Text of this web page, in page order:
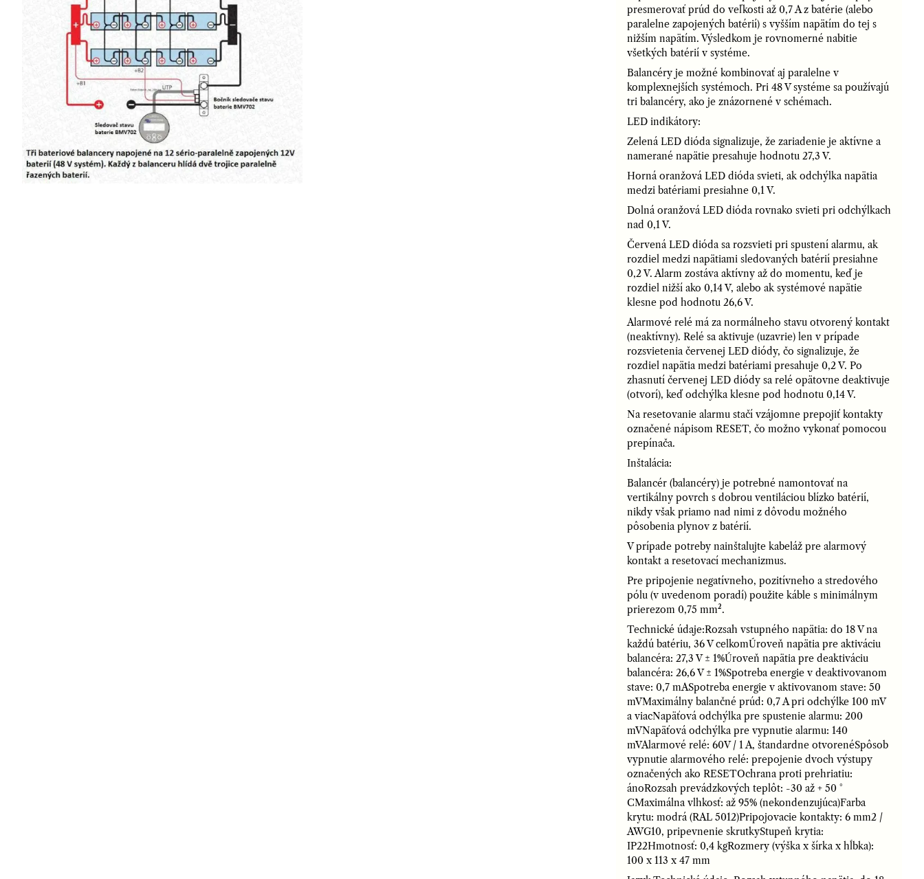
presmerovať prúd do veľkosti až 0,7 A z batérie (alebo
paralelne zapojených batérií) s vyšším napätím do tej s
nižším napätím. Výsledkom je rovnomerné nabitie
všetkých batérií v systéme.
Balancéry je možné kombinovať aj paralelne v
komplexnejších systémoch. Pri 48 V systéme sa používajú
tri balancéry, ako je znázornené v schémach.
LED indikátory:
Zelená LED dióda signalizuje, že zariadenie je aktívne a
namerané napätie presahuje hodnotu 27,3 V.
Horná oranžová LED dióda svieti, ak odchýlka napätia
medzi batériami presiahne 0,1 V.
Dolná oranžová LED dióda rovnako svieti pri odchýlkach
nad 0,1 V.
Červená LED dióda sa rozsvieti pri spustení alarmu, ak
rozdiel medzi napätiami sledovaných batérií presiahne
0,2 V. Alarm zostáva aktívny až do momentu, keď je
rozdiel nižší ako 0,14 V, alebo ak systémové napätie
klesne pod hodnotu 26,6 V.
Alarmové relé má za normálneho stavu otvorený kontakt
(neaktívny). Relé sa aktivuje (uzavrie) len v prípade
rozsvietenia červenej LED diódy, čo signalizuje, že
rozdiel napätia medzi batériami presahuje 0,2 V. Po
zhasnutí červenej LED diódy sa relé opätovne deaktivuje
(otvorí), keď odchýlka klesne pod hodnotu 0,14 V.
Na resetovanie alarmu stačí vzájomne prepojiť kontakty
označené nápisom RESET, čo možno vykonať pomocou
prepínača.
Inštalácia:
Balancér (balancéry) je potrebné namontovať na
vertikálny povrch s dobrou ventiláciou blízko batérií,
nikdy však priamo nad nimi z dôvodu možného
pôsobenia plynov z batérií.
V prípade potreby nainštalujte kabeláž pre alarmový
kontakt a resetovací mechanizmus.
Pre pripojenie negatívneho, pozitívneho a stredového
pólu (v uvedenom poradí) použite káble s minimálnym
prierezom 0,75 mm².
Technické údaje:Rozsah vstupného napätia: do 18 V na
každú batériu, 36 V celkomÚroveň napätia pre aktiváciu
balancéra: 27,3 V ± 1%Úroveň napätia pre deaktiváciu
balancéra: 26,6 V ± 1%Spotreba energie v deaktivovanom
stave: 0,7 mASpotreba energie v aktivovanom stave: 50
mVMaximálny balančné prúd: 0,7 A pri odchýlke 100 mV
a viacNapäťová odchýlka pre spustenie alarmu: 200
mVNapäťová odchýlka pre vypnutie alarmu: 140
mVAlarmové relé: 60V / 1 A, štandardne otvorenéSpôsob
vypnutie alarmového relé: prepojenie dvoch výstupy
označených ako RESETOchrana proti prehriatiu:
ánoRozsah prevádzkových teplôt: -30 až + 50 °
CMaximálna vlhkosť: až 95% (nekondenzujúca)Farba
krytu: modrá (RAL 5012)Pripojovacie kontakty: 6 mm2 /
AWG10, pripevnenie skrutkyStupeň krytia:
IP22Hmotnosť: 0,4 kgRozmery (výška x šírka x hĺbka):
100 x 113 x 47 mm